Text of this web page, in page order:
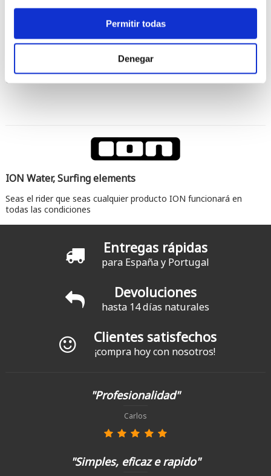
Permitir todas
Denegar
Comentarios
ION Water, Surfing elements
Seas el rider que seas cualquier producto ION funcionará en
todas las condiciones
Entregas rápidas
para España y Portugal
Devoluciones
hasta 14 días naturales
Clientes satisfechos
¡compra hoy con nosotros!
"Profesionalidad"
Carlos
"Simples, eficaz e rapido"